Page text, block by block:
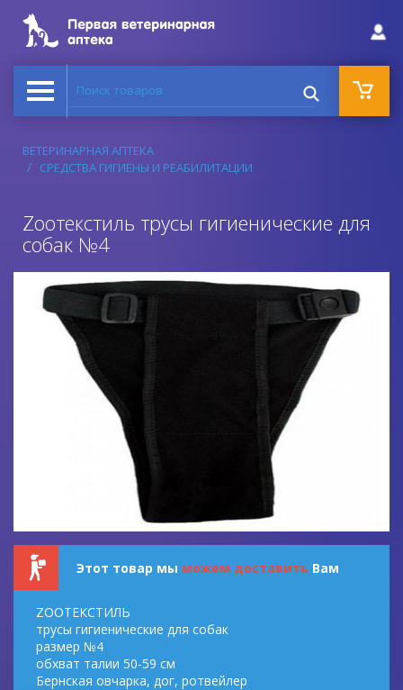
Поиск товаров
ВЕТЕРИНАРНАЯ АПТЕКА
СРЕДСТВА ГИГИЕНЫ И РЕАБИЛИТАЦИИ
Zooтекстиль трусы гигиенические для
собак №4
Этот товар мы можем доставить Вам
ZOOТЕКСТИЛЬ
трусы гигиенические для собак
размер №4
обхват талии 50-59 см
Бернская овчарка, дог, ротвейлер